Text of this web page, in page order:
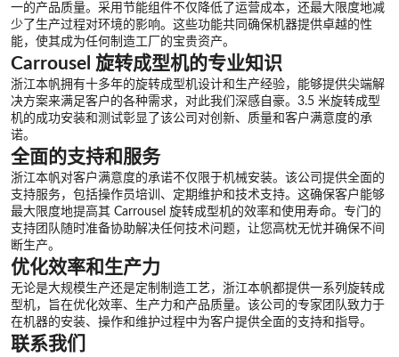
一的产品质量。采用节能组件不仅降低了运营成本，还最大限度地减
少了生产过程对环境的影响。这些功能共同确保机器提供卓越的性
能，使其成为任何制造工厂的宝贵资产。
Carrousel 旋转成型机的专业知识
浙江本帆拥有十多年的旋转成型机设计和生产经验，能够提供尖端解
决方案来满足客户的各种需求，对此我们深感自豪。3.5 米旋转成型
机的成功安装和测试彰显了该公司对创新、质量和客户满意度的承
诺。
全面的支持和服务
浙江本帆对客户满意度的承诺不仅限于机械安装。该公司提供全面的
支持服务，包括操作员培训、定期维护和技术支持。这确保客户能够
最大限度地提高其 Carrousel 旋转成型机的效率和使用寿命。专门的
支持团队随时准备协助解决任何技术问题，让您高枕无忧并确保不间
断生产。
优化效率和生产力
无论是大规模生产还是定制制造工艺，浙江本帆都提供一系列旋转成
型机，旨在优化效率、生产力和产品质量。该公司的专家团队致力于
在机器的安装、操作和维护过程中为客户提供全面的支持和指导。
联系我们